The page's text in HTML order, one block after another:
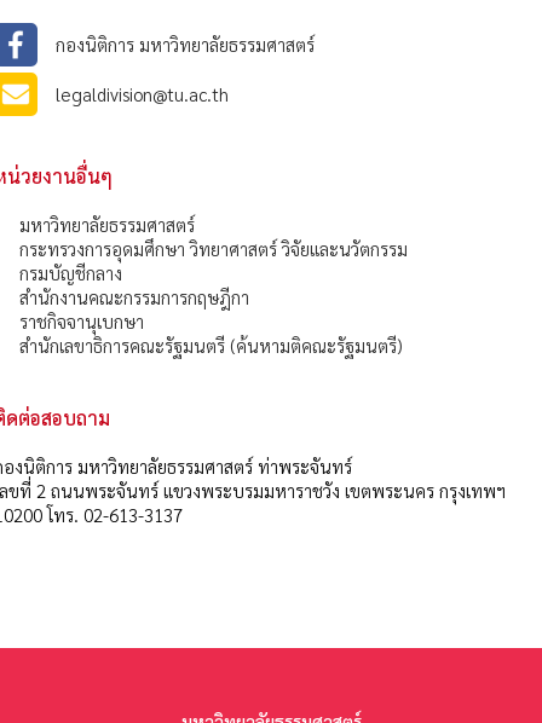
กองนิติการ มหาวิทยาลัยธรรมศาสตร์
legaldivision@tu.ac.th
น่วยงานอื่นๆ
มหาวิทยาลัยธรรมศาสตร์
กระทรวงการอุดมศึกษา วิทยาศาสตร์ วิจัยและนวัตกรรม
กรมบัญชีกลาง
สำนักงานคณะกรรมการกฤษฎีกา
ราชกิจจานุเบกษา
สำนักเลขาธิการคณะรัฐมนตรี (ค้นหามติคณะรัฐมนตรี)
ดต่อสอบถาม
องนิติการ มหาวิทยาลัยธรรมศาสตร์ ท่าพระจันทร์
ลขที่ 2 ถนนพระจันทร์ แขวงพระบรมมหาราชวัง เขตพระนคร กรุงเทพฯ
โทร. 02-613-3137